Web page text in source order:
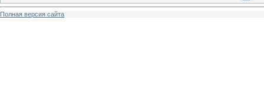
Полная версия сайта